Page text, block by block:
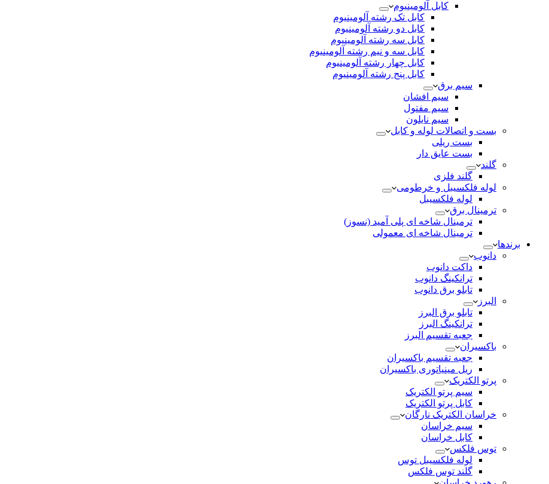
کابل آلومینیوم
کابل تک رشته آلومینیوم
کابل دو رشته آلومینیوم
کابل سه رشته آلومینیوم
کابل سه و نیم رشته آلومینیوم
کابل چهار رشته آلومینیوم
کابل پنج رشته آلومینیوم
سیم برق
سیم افشان
سیم مفتول
سیم نایلون
بست و اتصالات لوله و کابل
بست ریلی
بست عایق دار
گلند
گلند فلزی
لوله فلکسیبل و خرطومی
لوله فلکسیبل
ترمینال برق
ترمینال شاخه ای پلی آمید (نسوز)
ترمینال شاخه ای معمولی
برندها
دانوب
داکت دانوب
ترانکینگ دانوب
تابلو برق دانوب
البرز
تابلو برق البرز
ترانکینگ البرز
جعبه تقسیم البرز
باکسیران
جعبه تقسیم باکسیران
ریل مینیاتوری باکسیران
پرتو الکتریک
سیم پرتو الکتریک
کابل پرتو الکتریک
خراسان الکتریک نارگان
سیم خراسان
کابل خراسان
توس فلکس
لوله فلکسیبل توس
گلند توس فلکس